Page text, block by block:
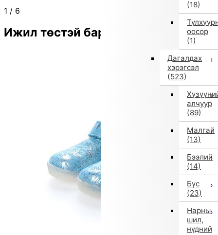
(18)
оосор
(1)
Дагалдах
хэрэгсэл
(523)
алчуур
(89)
Малгай
(13)
Бээлий
(14)
Бүс
(23)
Нарны
шил,
нүдний
1 / 6
Ижил төстэй бараа